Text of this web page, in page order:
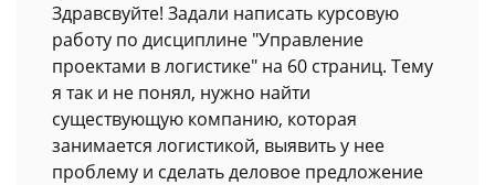
Здравсвуйте! Задали написать курсовую
работу по дисциплине "Управление
проектами в логистике" на 60 страниц. Тему
я так и не понял, нужно найти
существующую компанию, которая
занимается логистикой, выявить у нее
проблему и сделать деловое предложение